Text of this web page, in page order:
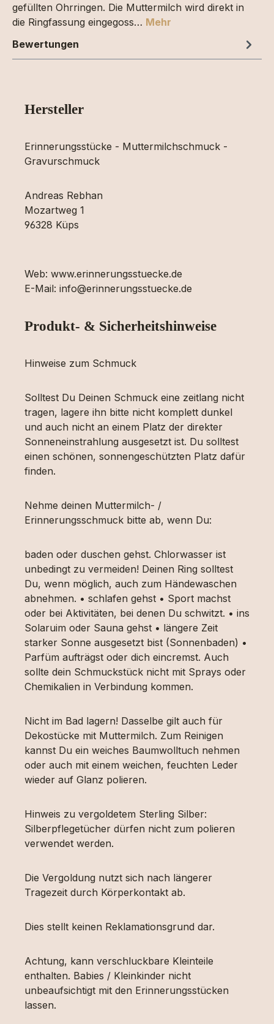
gefüllten Ohrringen. Die Muttermilch wird direkt in
die Ringfassung eingegoss… Mehr
Bewertungen
Hersteller
Erinnerungsstücke - Muttermilchschmuck -
Gravurschmuck
Andreas Rebhan
Mozartweg 1
96328 Küps
Web: www.erinnerungsstuecke.de
E-Mail: info@erinnerungsstuecke.de
Produkt- & Sicherheitshinweise
Hinweise zum Schmuck
Solltest Du Deinen Schmuck eine zeitlang nicht
tragen, lagere ihn bitte nicht komplett dunkel
und auch nicht an einem Platz der direkter
Sonneneinstrahlung ausgesetzt ist. Du solltest
einen schönen, sonnengeschützten Platz dafür
finden.
Nehme deinen Muttermilch- /
Erinnerungsschmuck bitte ab, wenn Du:
baden oder duschen gehst. Chlorwasser ist
unbedingt zu vermeiden! Deinen Ring solltest
Du, wenn möglich, auch zum Händewaschen
abnehmen. • schlafen gehst • Sport machst
oder bei Aktivitäten, bei denen Du schwitzt. • ins
Solaruim oder Sauna gehst • längere Zeit
starker Sonne ausgesetzt bist (Sonnenbaden) •
Parfüm aufträgst oder dich eincremst. Auch
sollte dein Schmuckstück nicht mit Sprays oder
Chemikalien in Verbindung kommen.
Nicht im Bad lagern! Dasselbe gilt auch für
Dekostücke mit Muttermilch. Zum Reinigen
kannst Du ein weiches Baumwolltuch nehmen
oder auch mit einem weichen, feuchten Leder
wieder auf Glanz polieren.
Hinweis zu vergoldetem Sterling Silber:
Silberpflegetücher dürfen nicht zum polieren
verwendet werden.
Die Vergoldung nutzt sich nach längerer
Tragezeit durch Körperkontakt ab.
Dies stellt keinen Reklamationsgrund dar.
Achtung, kann verschluckbare Kleinteile
enthalten. Babies / Kleinkinder nicht
unbeaufsichtigt mit den Erinnerungsstücken
lassen.